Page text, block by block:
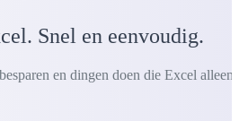
Snel en eenvoudig.
en dingen doen die Excel alleen